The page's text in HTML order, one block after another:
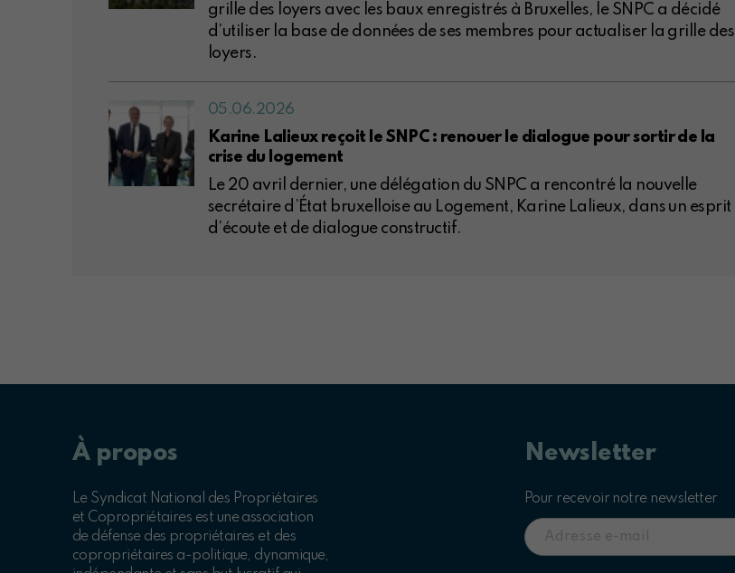
grille des loyers avec les baux enregistrés à Bruxelles, le SNPC a décidé
d’utiliser la base de données de ses membres pour actualiser la grille des
loyers.
05.06.2026
Karine Lalieux reçoit le SNPC : renouer le dialogue pour sortir de la
crise du logement
Le 20 avril dernier, une délégation du SNPC a rencontré la nouvelle
secrétaire d’État bruxelloise au Logement, Karine Lalieux, dans un esprit
d’écoute et de dialogue constructif.
À propos
Le Syndicat National des Propriétaires
et Copropriétaires est une association
de défense des propriétaires et des
copropriétaires a-politique, dynamique,
Newsletter
Pour recevoir notre newsletter